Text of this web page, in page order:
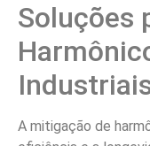
Soluções
A mitigação de